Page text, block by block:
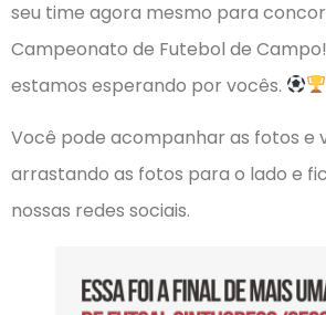
seu time agora mesmo para
Campeonato de Futebol de
estamos esperando por vocês.
Você pode acompanhar as fotos e
arrastando as fotos para o lado e
nossas redes sociais.